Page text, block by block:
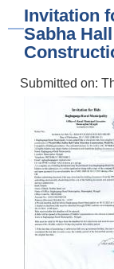
Invitation
Sabha
Submitted on: